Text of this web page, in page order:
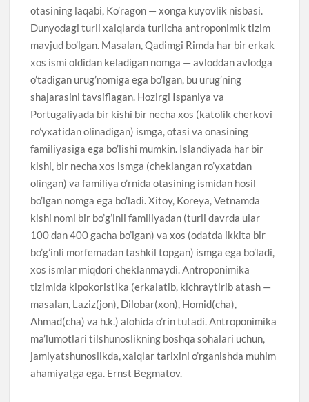
otasining laqabi, Ko’ragon — xonga kuyovlik nisbasi.
Dunyodagi turli xalqlarda turlicha antroponimik tizim
mavjud bo’lgan. Masalan, Qadimgi Rimda har bir erkak
xos ismi oldidan keladigan nomga — avloddan avlodga
o’tadigan urug’nomiga ega bo’lgan, bu urug’ning
shajarasini tavsiflagan. Hozirgi Ispaniya va
Portugaliyada bir kishi bir necha xos (katolik cherkovi
ro’yxatidan olinadigan) ismga, otasi va onasining
familiyasiga ega bo’lishi mumkin. Islandiyada har bir
kishi, bir necha xos ismga (cheklangan ro’yxatdan
olingan) va familiya o’rnida otasining ismidan hosil
bo’lgan nomga ega bo’ladi. Xitoy, Koreya, Vetnamda
kishi nomi bir bo’g’inli familiyadan (turli davrda ular
100 dan 400 gacha bo’lgan) va xos (odatda ikkita bir
bo’g’inli morfemadan tashkil topgan) ismga ega bo’ladi,
xos ismlar miqdori cheklanmaydi. Antroponimika
tizimida kipokoristika (erkalatib, kichraytirib atash —
masalan, Laziz(jon), Dilobar(xon), Homid(cha),
Ahmad(cha) va h.k.) alohida o’rin tutadi. Antroponimika
ma’lumotlari tilshunoslikning boshqa sohalari uchun,
jamiyatshunoslikda, xalqlar tarixini o’rganishda muhim
ahamiyatga ega. Ernst Begmatov.